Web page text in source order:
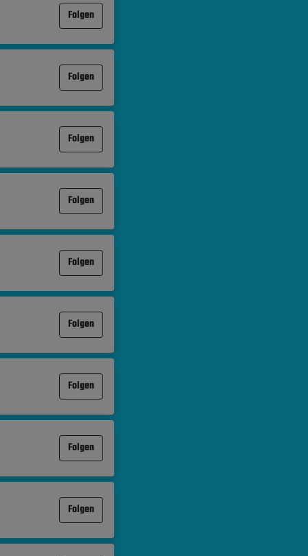
Folgen
Folgen
Folgen
Folgen
Folgen
Folgen
Folgen
Folgen
Folgen